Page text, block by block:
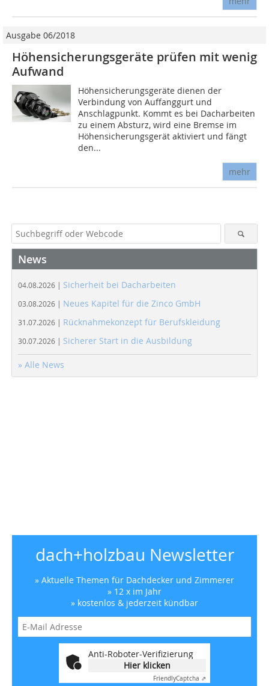
Ausgabe 06/2018
Höhensicherungsgeräte prüfen mit wenig
Aufwand
Höhensicherungsgeräte dienen der
Verbindung von Auffanggurt und
Anschlagpunkt. Kommt es bei Dacharbeiten
zu einem Absturz, wird eine Bremse im
Höhensicherungsgerät aktiviert und fängt
den...
mehr
News
04.08.2026 | Sicherheit bei Dacharbeiten
03.08.2026 | Neues Kapitel für die Zinco GmbH
31.07.2026 | Rücknahmekonzept für Berufskleidung
30.07.2026 | Sicherer Start in die Ausbildung
» Alle News
dach+holzbau Newsletter
» Aktuelle Themen für Dachdecker und Zimmerer
» 12 x im Jahr
» kostenlos & jederzeit kündbar
Anti-Roboter-Verifizierung
Hier klicken
FriendlyCaptcha ⇗